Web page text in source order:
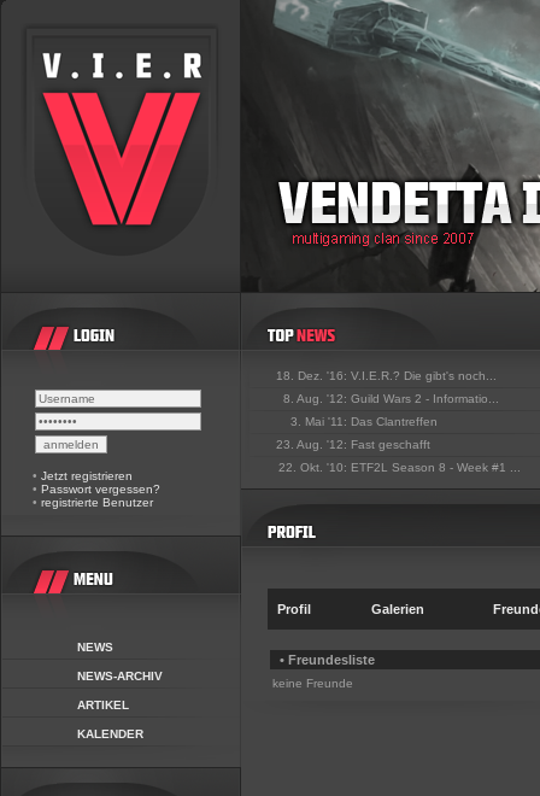
• Jetzt registrieren
• Passwort vergessen?
• registrierte Benutzer
NEWS
NEWS-ARCHIV
ARTIKEL
KALENDER
18. Dez. '16: V.I.E.R.? Die gibt's noch...
8. Aug. '12: Guild Wars 2 - Informatio...
3. Mai '11: Das Clantreffen
23. Aug. '12: Fast geschafft
22. Okt. '10: ETF2L Season 8 - Week #1 ...
Profil Galerien
• Freundesliste
keine Freunde